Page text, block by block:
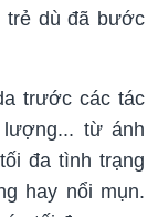
dù đã bước
trước các tác
từ ánh
đa tình trạng
hay nổi mụn.